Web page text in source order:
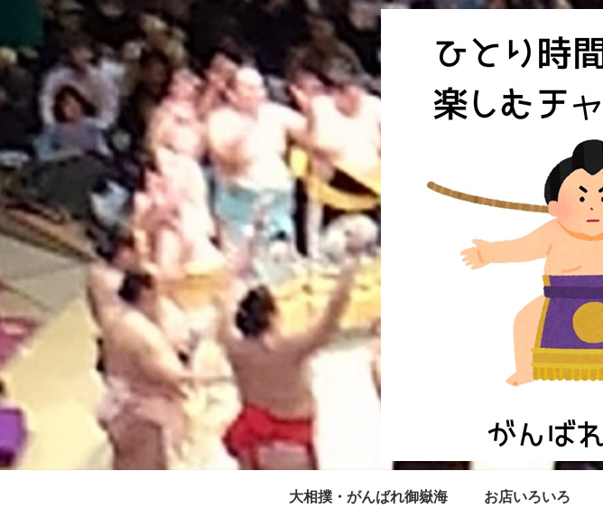
大相撲・がんばれ御嶽海 お店いろいろ